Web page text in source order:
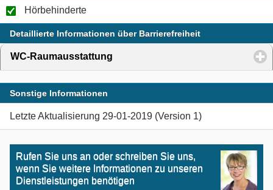
Hörbehinderte
Detaillierte Informationen über Barrierefreiheit
WC-Raumausstattung
Sonstige Informationen
Letzte Aktualisierung 29-01-2019 (Version 1)
Rufen Sie uns an oder schreiben Sie uns,
wenn Sie weitere Informationen zu unseren
Dienstleistungen benötigen